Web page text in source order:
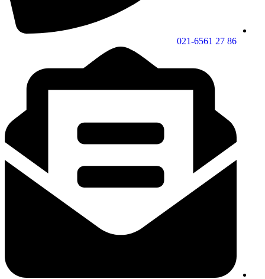
86 27 021-6561